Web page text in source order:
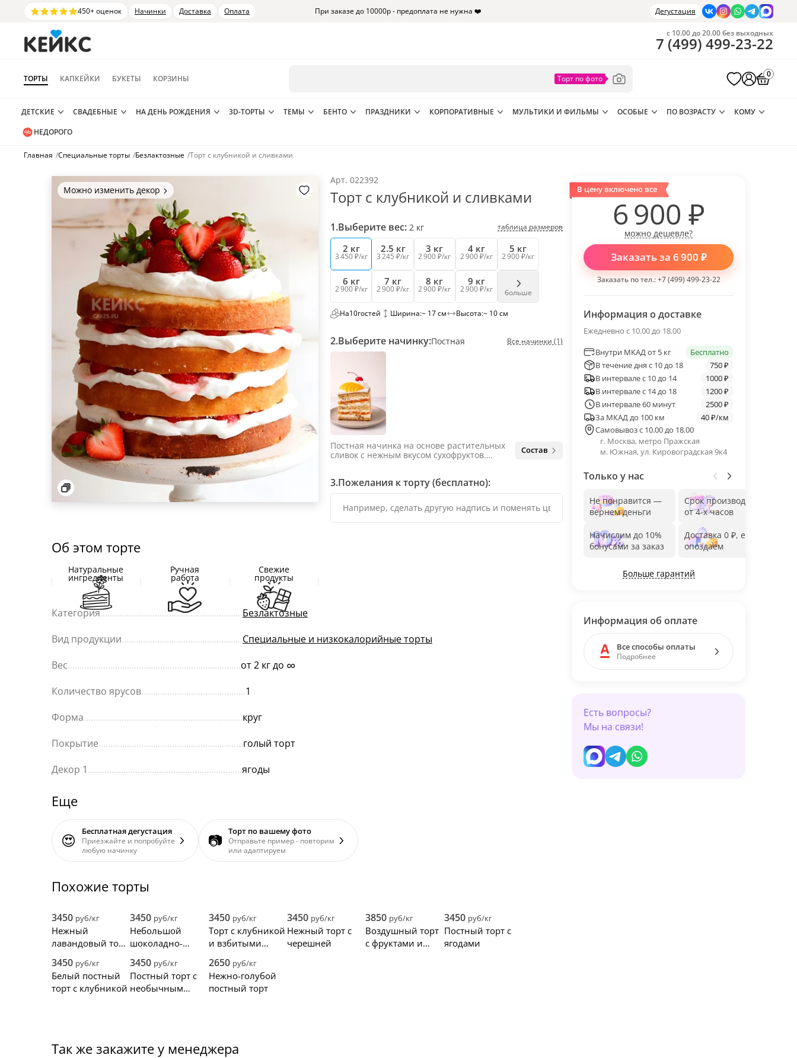
450+ оценок Начинки Доставка Оплата При заказе до 10000р - предоплата не нужна ❤️ Дегустация
ТОРТЫ КАПКЕЙКИ БУКЕТЫ КОРЗИНЫ
с 10.00 до 20.00 без выходных
7 (499) 499-23-22
0
ДЕТСКИЕ СВАДЕБНЫЕ НА ДЕНЬ РОЖДЕНИЯ 3D-ТОРТЫ ТЕМЫ БЕНТО ПРАЗДНИКИ КОРПОРАТИВНЫЕ МУЛЬТИКИ И ФИЛЬМЫ ОСОБЫЕ ПО ВОЗРАСТУ
КОМУ
НЕДОРОГО
Главная /Специальные торты /Безлактозные /Торт с клубникой и сливками
Можно изменить декор
Цвет покрытия, надписи,
элементы и фигурки.
Арт. 022392
Торт с клубникой и сливками
1.Выберите вес: 2 кг таблица размеров
2 кг
3 450 ₽/кг
2.5 кг
3 245 ₽/кг
3 кг
2 900 ₽/кг
4 кг
2 900 ₽/кг
5 кг
2 900 ₽/кг
6 кг
2 900 ₽/кг
7 кг
2 900 ₽/кг
8 кг
2 900 ₽/кг
9 кг
2 900 ₽/кг больше
На10гостей Ширина:~ 17 см Высота:~ 10 см
2.Выберите начинку:Постная Все начинки (1)
Постная начинка на основе растительных
сливок с нежным вкусом сухофруктов.
грецкий орех добавляет текстуру и глубину.
Состав
3.Пожелания к торту (бесплатно):
В цену включено все
6 900 ₽
можно дешевле?
Заказать за 6 900 ₽
Заказать по тел.:+7 (499) 499-23-22
Информация о доставке
Ежедневно с 10.00 до 18.00
Внутри МКАД от 5 кг
Бесплатно
В течение дня с 10 до 18
750 ₽
В интервале с 10 до 14
1000 ₽
В интервале с 14 до 18
1200 ₽
В интервале 60 минут
2500 ₽
За МКАД до 100 км
40 ₽/км
Самовывоз с 10.00 до 18.00
г. Москва, метро Пражская
м. Южная, ул. Кировоградская 9к4
Только у нас
Не понравится —
вернем деньги
Начислим до 10%
бонусами за заказ
Срок производства
от 4-х часов
Доставка 0 ₽, если
опоздаем
Больше гарантий
Информация об оплате
Все способы оплаты
Подробнее
Есть вопросы?
Мы на связи!
Об этом торте
Натуральные
ингредиенты
Ручная
работа
Свежие
продукты
Категория............................................................Безлактозные
Вид продукции...................................................Специальные и низкокалорийные торты
Вес.........................................................................от 2 кг до ∞
Количество ярусов............................................1
Форма...................................................................круг
Покрытие.............................................................голый торт
Декор 1.................................................................ягоды
Еще
😍 Бесплатная дегустация
Приезжайте и попробуйте
любую начинку
📷 Торт по вашему фото
Отправьте пример - повторим
или адаптируем
Похожие торты
3450 руб/кг
Нежный
лавандовый торт
3450 руб/кг
Небольшой
шоколадно-
ягодами
3450 руб/кг
Торт с клубникой
и взбитыми
3450 руб/кг
Нежный торт с
черешней
3850 руб/кг
Воздушный торт
с фруктами и
3450 руб/кг
Постный торт с
ягодами
3450 руб/кг
Белый постный
торт с клубникой
3450 руб/кг
Постный торт с
необычным
2650 руб/кг
Нежно-голубой
постный торт
Так же закажите у менеджера